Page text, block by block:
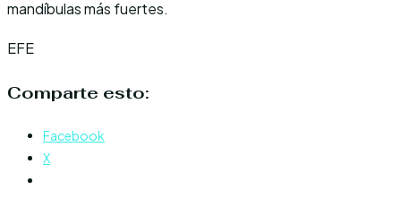
mandíbulas más fuertes.
EFE
Comparte esto:
Facebook
X